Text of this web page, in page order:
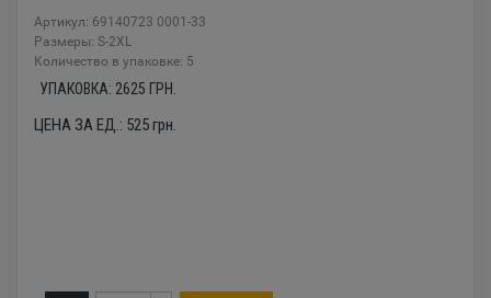
Артикул: 69140723 0001-33
Размеры: S-2XL
Количество в упаковке: 5
УПАКОВКА: 2625 ГРН.
ЦЕНА ЗА ЕД.: 525грн.